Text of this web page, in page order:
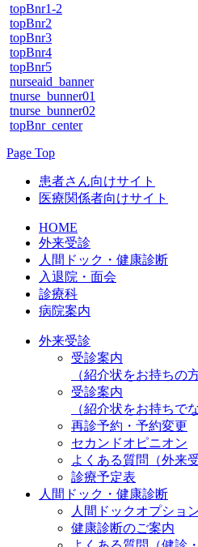
topBnr1-2
topBnr2
topBnr3
topBnr4
topBnr5
nurseaid_banner
tnurse_bunner01
tnurse_bunner02
topBnr_center
Page Top
患者さん向けサイト
医療関係者向けサイト
HOME
外来受診
人間ドック・健康診断
入退院・面会
診療科
病院案内
外来受診
受診案内
（紹介状をお持ちの方
受診案内
（紹介状をお持ちで
再診予約・予約変更
セカンドオピニオン
よくある質問（外来受
診療予定表
人間ドック・健康診断
人間ドックオプショ
健康診断のご案内